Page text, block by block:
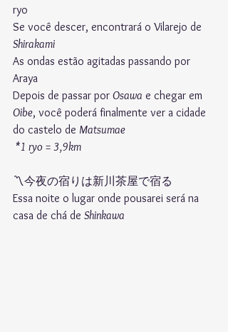
ryo
Se você descer, encontrará o Vilarejo de
Shirakami
As ondas estão agitadas passando por
Araya
Depois de passar por Osawa e chegar em
Oibe, você poderá finalmente ver a cidade
do castelo de Matsumae
*1 ryo = 3,9km
〽︎今夜の宿りは新川茶屋で宿る
Essa noite o lugar onde pousarei será na
casa de chá de Shinkawa